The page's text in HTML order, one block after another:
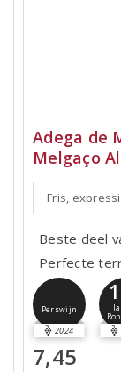
Adega de
Melgaço
Fris,
Beste deel
Perfecte
Perswijn
2024
7,45